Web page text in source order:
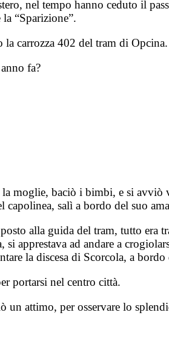
nel tempo hanno ceduto il
“Sparizione”.
la carrozza 402 del tram di Opcina.
fa?
moglie, baciò i bimbi, e si
salì a bordo del suo
alla guida del tram, tutto
apprestava ad andare a
la discesa di Scorcola, a
portarsi nel centro città.
attimo, per osservare lo